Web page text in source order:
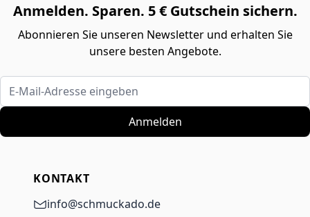
Anmelden. Sparen. 5 € Gutschein sichern.
Abonnieren Sie unseren Newsletter und erhalten Sie
unsere besten Angebote.
E-Mail-Adresse eingeben
Anmelden
KONTAKT
info@schmuckado.de